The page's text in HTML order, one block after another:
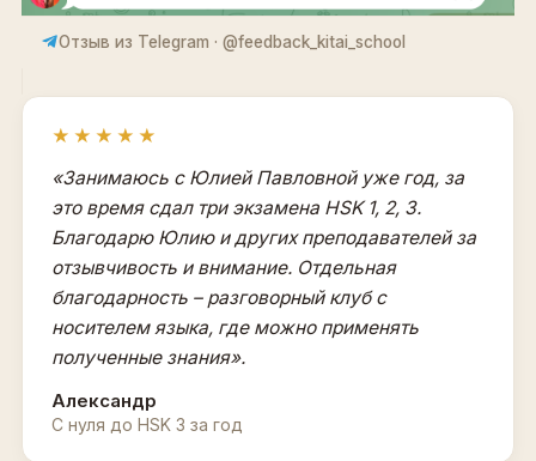
Отзыв из Telegram · @feedback_kitai_school
★★★★★
«Занимаюсь с Юлией Павловной уже год, за
это время сдал три экзамена HSK 1, 2, 3.
Благодарю Юлию и других преподавателей за
отзывчивость и внимание. Отдельная
благодарность – разговорный клуб с
носителем языка, где можно применять
полученные знания».
Александр
С нуля до HSK 3 за год